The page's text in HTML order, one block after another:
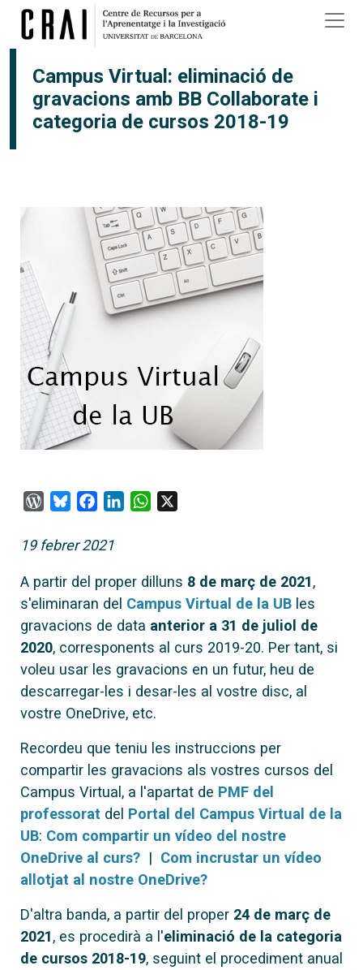
Vés al contingut
Campus Virtual: eliminació de
gravacions amb BB Collaborate i
categoria de cursos 2018-19
WordPress
BlueskyFacebook
LinkedInWhatsApp
19 febrer 2021
A partir del proper dilluns 8 de març de 2021,
s'eliminaran del Campus Virtual de la UB les
gravacions de data anterior a 31 de juliol de
2020, corresponents al curs 2019-20. Per tant, si
voleu usar les gravacions en un futur, heu de
descarregar-les i desar-les al vostre disc, al
vostre OneDrive, etc.
Recordeu que teniu les instruccions per
compartir les gravacions als vostres cursos del
Campus Virtual, a l'apartat de PMF del
professorat del Portal del Campus Virtual de la
UB: Com compartir un vídeo del nostre
OneDrive al curs? | Com incrustar un vídeo
allotjat al nostre OneDrive?
D'altra banda, a partir del proper 24 de març de
2021, es procedirà a l'eliminació de la categoria
de cursos 2018-19, seguint el procediment anual